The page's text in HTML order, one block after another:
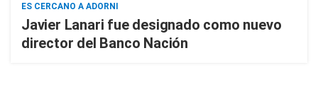
ES CERCANO A ADORNI
Javier Lanari fue designado como nuevo
director del Banco Nación